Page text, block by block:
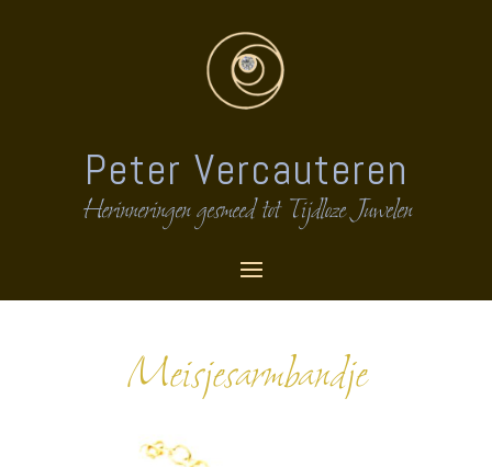
Peter Vercauteren
Herinneringen gesmeed tot Tijdloze Juwelen
Meisjesarmbandje